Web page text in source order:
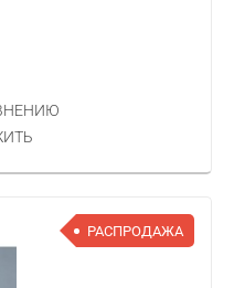
РАСПРОДАЖА